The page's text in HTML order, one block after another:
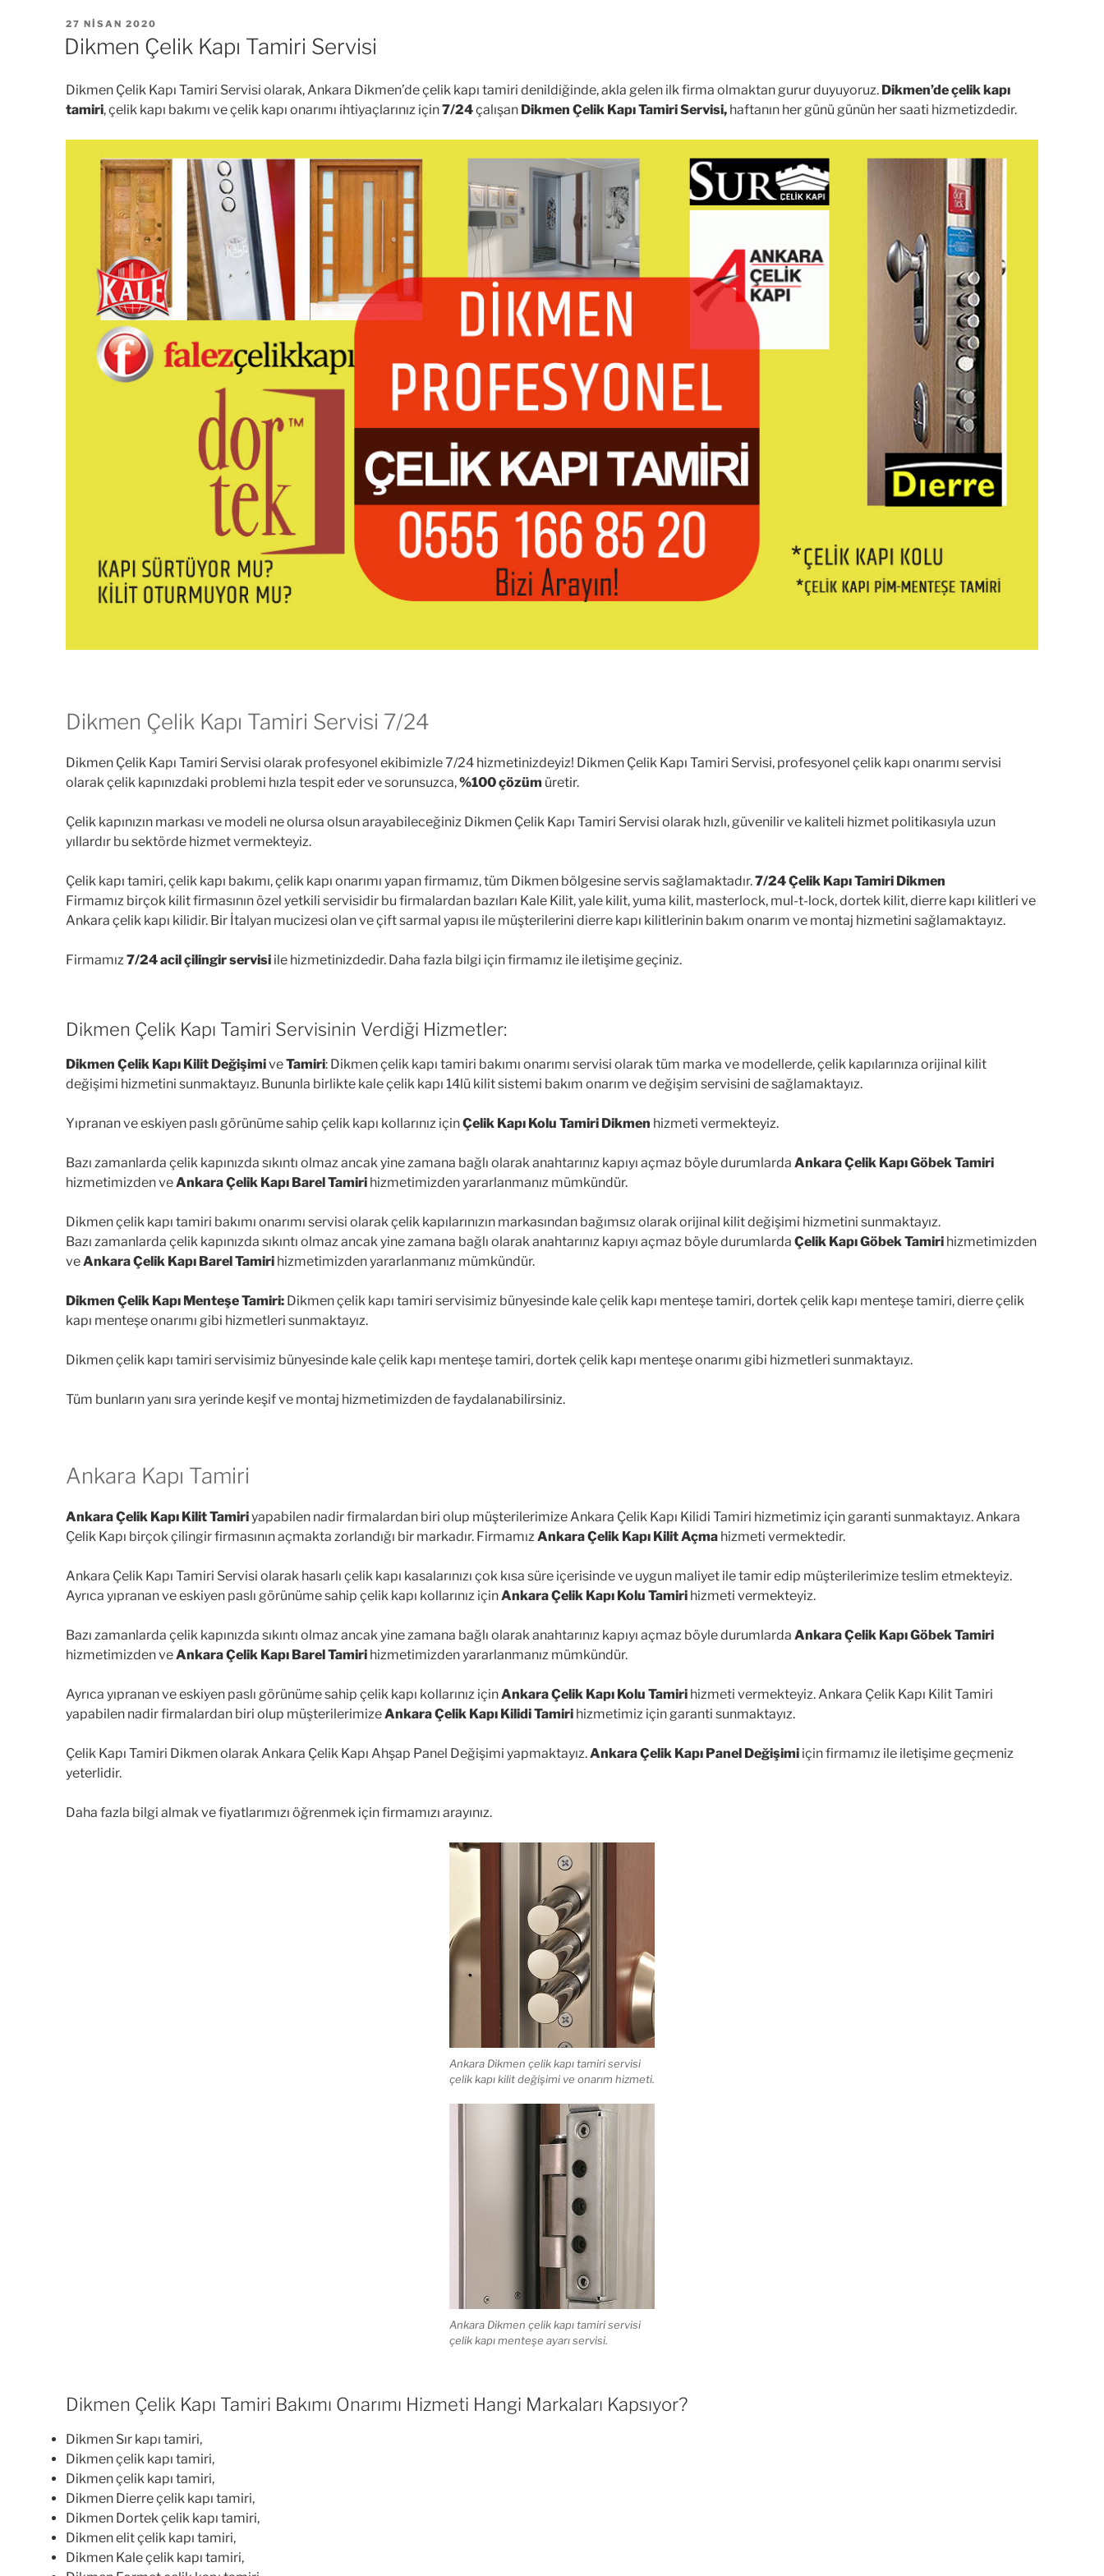
YAYIM
TARIHI
27 NISAN 2020
Dikmen Çelik Kapı Tamiri Servisi
Dikmen Çelik Kapı Tamiri Servisi olarak, Ankara Dikmen’de çelik kapı tamiri denildiğinde, akla gelen ilk firma olmaktan gurur duyuyoruz. Dikmen’de çelik kapı
tamiri, çelik kapı bakımı ve çelik kapı onarımı ihtiyaçlarınız için7/24çalışan Dikmen Çelik Kapı Tamiri Servisi, haftanın her günü günün her saati hizmetizdedir.
Dikmen Çelik Kapı Tamiri Servisi 7/24
Dikmen Çelik Kapı Tamiri Servisi olarak profesyonel ekibimizle 7/24 hizmetinizdeyiz! Dikmen Çelik Kapı Tamiri Servisi, profesyonel çelik kapı onarımı servisi
olarak çelik kapınızdaki problemi hızla tespit eder ve sorunsuzca,%100 çözüm üretir.
Çelik kapınızın markası ve modeli ne olursa olsun arayabileceğiniz Dikmen Çelik Kapı Tamiri Servisi olarak hızlı, güvenilir ve kaliteli hizmet politikasıyla uzun
yıllardır bu sektörde hizmet vermekteyiz.
Çelik kapı tamiri, çelik kapı bakımı, çelik kapı onarımı yapan firmamız, tüm Dikmen bölgesine servis sağlamaktadır.7/24 Çelik Kapı Tamiri Dikmen
Firmamız birçok kilit firmasının özel yetkili servisidir bu firmalardan bazıları Kale Kilit, yale kilit, yuma kilit, masterlock, mul-t-lock, dortek kilit, dierre kapı kilitleri ve
Ankara çelik kapı kilidir. Bir İtalyan mucizesi olan ve çift sarmal yapısı ile müşterilerini dierre kapı kilitlerinin bakım onarım ve montaj hizmetini sağlamaktayız.
Firmamız7/24 acil çilingir servisi ile hizmetinizdedir. Daha fazla bilgi için firmamız ile iletişime geçiniz.
Dikmen Çelik Kapı Tamiri Servisinin Verdiği Hizmetler:
Dikmen Çelik Kapı Kilit DeğişimiveTamiri: Dikmen çelik kapı tamiri bakımı onarımı servisi olarak tüm marka ve modellerde, çelik kapılarınıza orijinal kilit
değişimi hizmetini sunmaktayız. Bununla birlikte kale çelik kapı 14lü kilit sistemi bakım onarım ve değişim servisini de sağlamaktayız.
Yıpranan ve eskiyen paslı görünüme sahip çelik kapı kollarınız içinÇelik Kapı Kolu Tamiri Dikmen hizmeti vermekteyiz.
Bazı zamanlarda çelik kapınızda sıkıntı olmaz ancak yine zamana bağlı olarak anahtarınız kapıyı açmaz böyle durumlarda Ankara Çelik Kapı Göbek Tamiri
hizmetimizden veAnkara Çelik Kapı Barel Tamiri hizmetimizden yararlanmanız mümkündür.
Dikmen çelik kapı tamiri bakımı onarımı servisi olarak çelik kapılarınızın markasından bağımsız olarak orijinal kilit değişimi hizmetini sunmaktayız.
Bazı zamanlarda çelik kapınızda sıkıntı olmaz ancak yine zamana bağlı olarak anahtarınız kapıyı açmaz böyle durumlarda Çelik Kapı Göbek Tamiri hizmetimizden
veAnkara Çelik Kapı Barel Tamiri hizmetimizden yararlanmanız mümkündür.
Dikmen Çelik Kapı Menteşe Tamiri: Dikmen çelik kapı tamiri servisimiz bünyesinde kale çelik kapı menteşe tamiri, dortek çelik kapı menteşe tamiri, dierre çelik
kapı menteşe onarımı gibi hizmetleri sunmaktayız.
Dikmen çelik kapı tamiri servisimiz bünyesinde kale çelik kapı menteşe tamiri, dortek çelik kapı menteşe onarımı gibi hizmetleri sunmaktayız.
Tüm bunların yanı sıra yerinde keşif ve montaj hizmetimizden de faydalanabilirsiniz.
Ankara Kapı Tamiri
Ankara Çelik Kapı Kilit Tamiriyapabilen nadir firmalardan biri olup müşterilerimize Ankara Çelik Kapı Kilidi Tamiri hizmetimiz için garanti sunmaktayız. Ankara
Çelik Kapı birçok çilingir firmasının açmakta zorlandığı bir markadır. FirmamızAnkara Çelik Kapı Kilit Açma hizmeti vermektedir.
Ankara Çelik Kapı Tamiri Servisi olarak hasarlı çelik kapı kasalarınızı çok kısa süre içerisinde ve uygun maliyet ile tamir edip müşterilerimize teslim etmekteyiz.
Ayrıca yıpranan ve eskiyen paslı görünüme sahip çelik kapı kollarınız içinAnkara Çelik Kapı Kolu Tamiri hizmeti vermekteyiz.
Bazı zamanlarda çelik kapınızda sıkıntı olmaz ancak yine zamana bağlı olarak anahtarınız kapıyı açmaz böyle durumlarda Ankara Çelik Kapı Göbek Tamiri
hizmetimizden veAnkara Çelik Kapı Barel Tamiri hizmetimizden yararlanmanız mümkündür.
Ayrıca yıpranan ve eskiyen paslı görünüme sahip çelik kapı kollarınız içinAnkara Çelik Kapı Kolu Tamiri hizmeti vermekteyiz. Ankara Çelik Kapı Kilit Tamiri
yapabilen nadir firmalardan biri olup müşterilerimizeAnkara Çelik Kapı Kilidi Tamiri hizmetimiz için garanti sunmaktayız.
Çelik Kapı Tamiri Dikmen olarak Ankara Çelik Kapı Ahşap Panel Değişimi yapmaktayız.Ankara Çelik Kapı Panel Değişimi için firmamız ile iletişime geçmeniz
yeterlidir.
Daha fazla bilgi almak ve fiyatlarımızı öğrenmek için firmamızı arayınız.
Ankara Dikmen çelik kapı tamiri servisi
çelik kapı kilit değişimi ve onarım hizmeti.
Ankara Dikmen çelik kapı tamiri servisi
çelik kapı menteşe ayarı servisi.
Dikmen Çelik Kapı Tamiri Bakımı Onarımı Hizmeti Hangi Markaları Kapsıyor?
Dikmen Sır kapı tamiri,
Dikmen çelik kapı tamiri,
Dikmen çelik kapı tamiri,
Dikmen Dierre çelik kapı tamiri,
Dikmen Dortek çelik kapı tamiri,
Dikmen elit çelik kapı tamiri,
Dikmen Kale çelik kapı tamiri,